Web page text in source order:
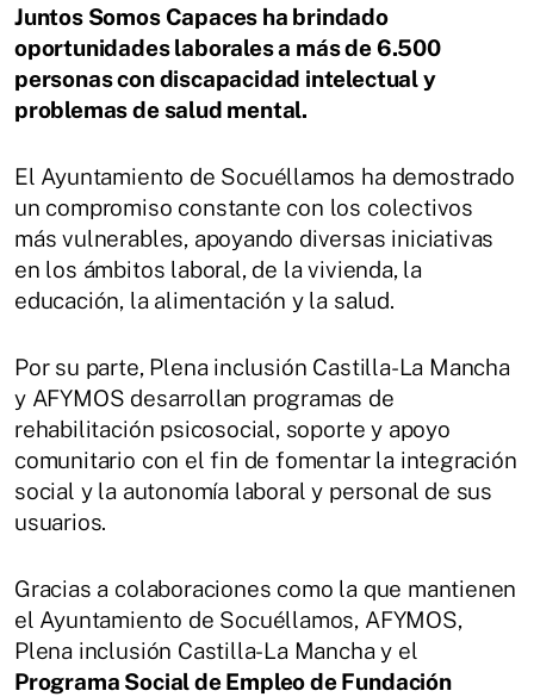
Juntos Somos Capaces ha brindado
oportunidades laborales a más de 6.500
personas con discapacidad intelectual y
problemas de salud mental.
El Ayuntamiento de Socuéllamos ha demostrado
un compromiso constante con los colectivos
más vulnerables, apoyando diversas iniciativas
en los ámbitos laboral, de la vivienda, la
educación, la alimentación y la salud.
Por su parte, Plena inclusión Castilla-La Mancha
y AFYMOS desarrollan programas de
rehabilitación psicosocial, soporte y apoyo
comunitario con el fin de fomentar la integración
social y la autonomía laboral y personal de sus
usuarios.
Gracias a colaboraciones como la que mantienen
el Ayuntamiento de Socuéllamos, AFYMOS,
Plena inclusión Castilla-La Mancha y el
Programa Social de Empleo de Fundación